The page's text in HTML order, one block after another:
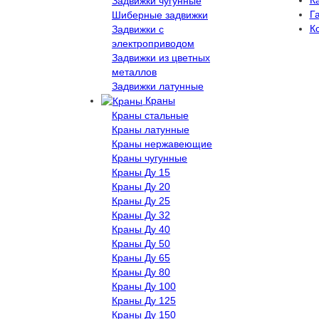
Шиберные задвижки
Задвижки с
электроприводом
Задвижки из цветных
металлов
Задвижки латунные
Краны
Краны стальные
Краны латунные
Краны нержавеющие
Краны чугунные
Краны Ду 15
Краны Ду 20
Краны Ду 25
Краны Ду 32
Краны Ду 40
Краны Ду 50
Краны Ду 65
Краны Ду 80
Краны Ду 100
Краны Ду 125
Краны Ду 150